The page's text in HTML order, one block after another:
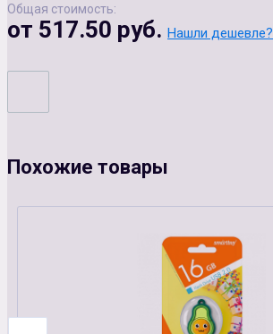
Общая стоимость:
от 517.50 руб. Нашли дешевле?
Похожие товары